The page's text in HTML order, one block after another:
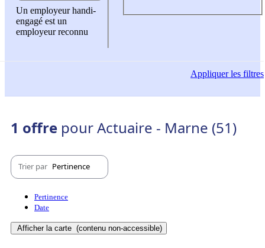
Un employeur handi-
engagé est un
employeur reconnu
Appliquerles filtres
1 offre pour Actuaire - Marne (51)
Trier par Pertinence
Pertinence
Date
Afficher la carte (contenu non-accessible)